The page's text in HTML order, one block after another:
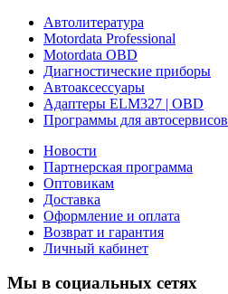
Автолитература
Motordata Professional
Motordata OBD
Диагностические приборы
Автоаксессуары
Адаптеры ELM327 | OBD
Программы для автосервисов
Новости
Партнерская программа
Оптовикам
Доставка
Оформление и оплата
Возврат и гарантия
Личный кабинет
Мы в социальных сетях